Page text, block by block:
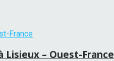
Lisieux – Ouest-France